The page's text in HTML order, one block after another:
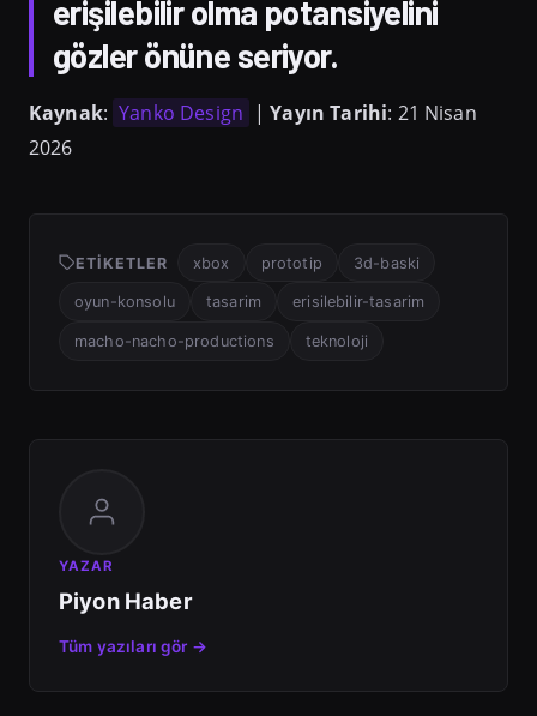
erişilebilir olma potansiyelini
gözler önüne seriyor.
Kaynak: Yanko Design |Yayın Tarihi: 21 Nisan
2026
ETIKETLER xbox prototip 3d-baski
oyun-konsolu tasarim erisilebilir-tasarim
macho-nacho-productions teknoloji
YAZAR
Piyon Haber
Tüm yazıları gör →